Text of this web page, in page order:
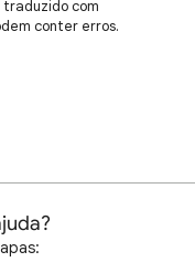
com
conter erros.